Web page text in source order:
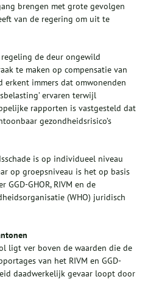
brengen met grote gevolgen
van de regering om uit te
regeling de deur ongewild
te maken op compensatie van
erkent immers dat omwonenden
ervaren terwijl
rapporten is vastgesteld dat
gezondheidsrisico’s
is op individueel niveau
op groepsniveau is het op basis
GHOR, RIVM en de
(WHO) juridisch
ligt ver boven de waarden die de
van het RIVM en GGD-
daadwerkelijk gevaar loopt door